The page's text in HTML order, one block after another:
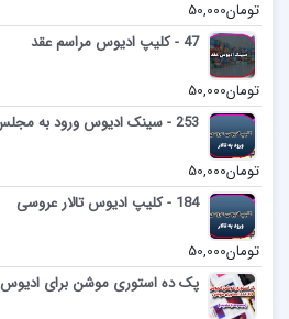
تومان50,000
47 - کلیپ ادیوس مراسم عقد
تومان50,000
253 - سینک ادیوس ورود به مجلس عروسی
تومان50,000
184 - کلیپ ادیوس تالار عروسی
تومان50,000
پک ده استوری موشن برای ادیوس